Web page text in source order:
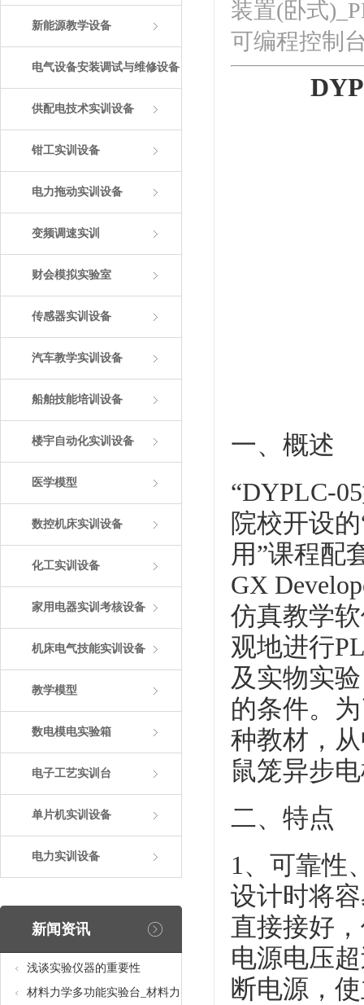
新能源教学设备
电气设备安装调试与维修设备
供配电技术实训设备
钳工实训设备
电力拖动实训设备
变频调速实训
财会模拟实验室
传感器实训设备
汽车教学实训设备
船舶技能培训设备
楼宇自动化实训设备
医学模型
数控机床实训设备
化工实训设备
家用电器实训考核设备
机床电气技能实训设备
教学模型
数电模电实验箱
电子工艺实训台
单片机实训设备
电力实训设备
新闻资讯
浅谈实验仪器的重要性
材料力学多功能实验台_材料力
装置(卧式
可编程控制
一、概述
“DYPLC-
院校开设
用”课程配
GX
仿真教学
观地进行
及实物实
的条件。
种教材，
鼠笼异步
二、特点
1、可靠性
设计时将
直接接好
电源电压
断电源，